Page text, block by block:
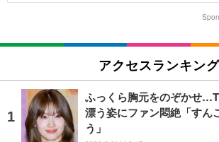
アクセスランキング
ふっくら胸元をのぞかせ
漂う姿にファン悶絶「すん
う」